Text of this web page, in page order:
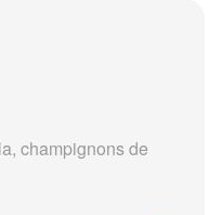
champignons de